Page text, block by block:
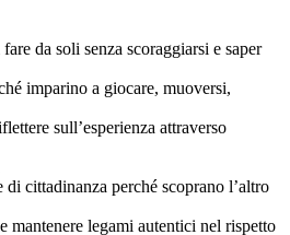
da soli senza scoraggiarsi e saper
imparino a giocare, muoversi,
sull’esperienza attraverso
cittadinanza perché scoprano l’altro
mantenere legami autentici nel rispetto